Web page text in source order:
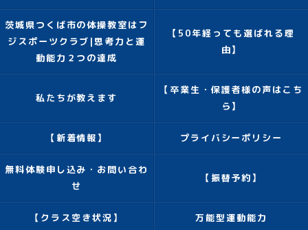
茨城県つくば市の体操教室はフ
ジスポーツクラブ|思考力と運
動能力２つの達成
【50年経っても選ばれる理
由】
私たちが教えます
【卒業生・保護者様の声はこち
ら】
【新着情報】 プライバシーポリシー
無料体験申し込み・お問い合わ
せ
【振替予約】
【クラス空き状況】 万能型運動能力